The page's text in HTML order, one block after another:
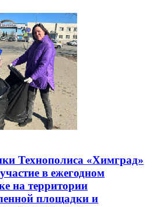
Технополиса «Химград»
в ежегодном
на территории
площадки и